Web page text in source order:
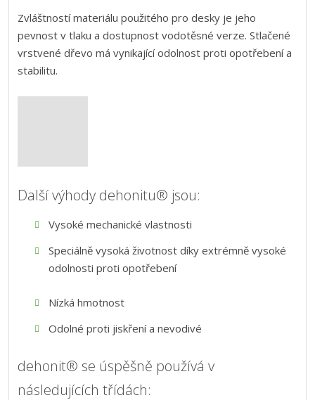
Zvláštností materiálu použitého pro desky je jeho
pevnost v tlaku a dostupnost vodotěsné verze. Stlačené
vrstvené dřevo má vynikající odolnost proti opotřebení a
stabilitu.
Další výhody dehonitu® jsou:
Vysoké mechanické vlastnosti
Speciálně vysoká životnost díky extrémně vysoké
odolnosti proti opotřebení
Nízká hmotnost
Odolné proti jiskření a nevodivé
dehonit® se úspěšně používá v
následujících třídách: